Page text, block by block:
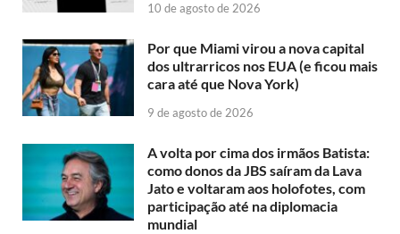
10 de agosto de 2026
Por que Miami virou a nova capital
dos ultrarricos nos EUA (e ficou mais
cara até que Nova York)
9 de agosto de 2026
A volta por cima dos irmãos Batista:
como donos da JBS saíram da Lava
Jato e voltaram aos holofotes, com
participação até na diplomacia
mundial